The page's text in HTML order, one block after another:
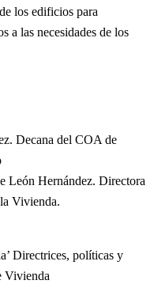
los edificios para
a las necesidades de los
Decana del COA de
León Hernández. Directora
Vivienda.
Directrices, políticas y
Vivienda